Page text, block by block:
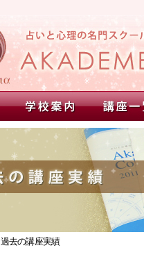
過去の講座実績